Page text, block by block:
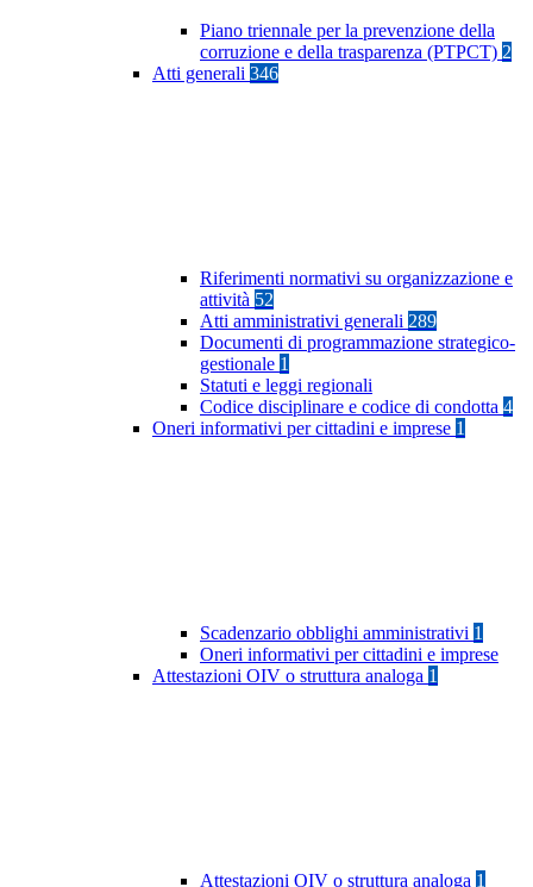
Piano triennale per la prevenzione della
corruzione e della trasparenza (PTPCT) 2
Atti generali 346
Riferimenti normativi su organizzazione e
attività 52
Atti amministrativi generali 289
Documenti di programmazione strategico-
gestionale 1
Statuti e leggi regionali
Codice disciplinare e codice di condotta 4
Oneri informativi per cittadini e imprese 1
Scadenzario obblighi amministrativi 1
Oneri informativi per cittadini e imprese
Attestazioni OIV o struttura analoga 1
Attestazioni OIV o struttura analoga 1